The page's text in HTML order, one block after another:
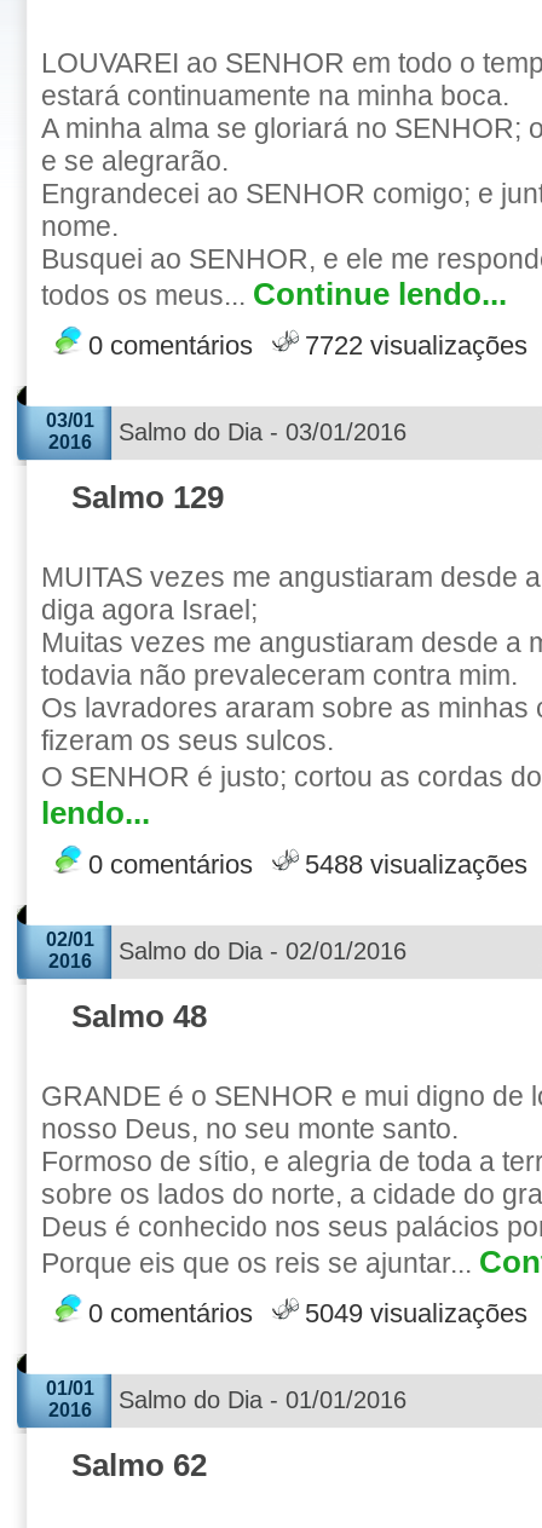
LOUVAREI ao SENHOR em todo o
estará continuamente na minha boca.
A minha alma se gloriará no SENHOR;
e se alegrarão.
Engrandecei ao SENHOR comigo; e
nome.
Busquei ao SENHOR, e ele me
todos os meus... Continue lendo...
0 comentários 7722 visualizações
03/01
2016
Salmo do Dia - 03/01/2016
Salmo 129
MUITAS vezes me angustiaram desde
diga agora Israel;
Muitas vezes me angustiaram desde a
todavia não prevaleceram contra mim.
Os lavradores araram sobre as minhas
fizeram os seus sulcos.
O SENHOR é justo; cortou as cordas
lendo...
0 comentários 5488 visualizações
02/01
2016
Salmo do Dia - 02/01/2016
Salmo 48
GRANDE é o SENHOR e mui digno de
nosso Deus, no seu monte santo.
Formoso de sítio, e alegria de toda a
sobre os lados do norte, a cidade do
Deus é conhecido nos seus palácios
Porque eis que os reis se ajuntar...
0 comentários 5049 visualizações
01/01
2016
Salmo do Dia - 01/01/2016
Salmo 62